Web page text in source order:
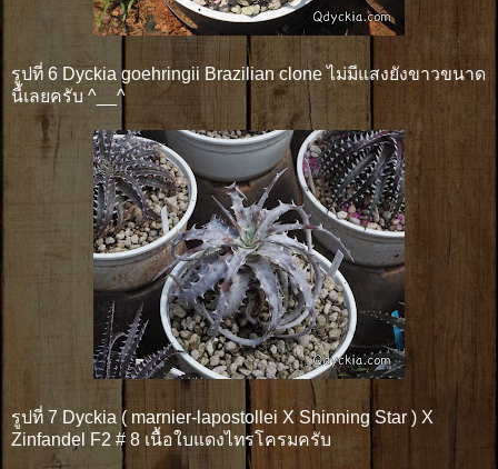
รูปที่ 6 Dyckia goehringii Brazilian clone ไม่มีแสงยังขาวขนาด
นี้เลยครับ ^__^
รูปที่ 7 Dyckia ( marnier-lapostollei X Shinning Star ) X
Zinfandel F2 # 8 เนื้อใบแดงไทรโครมครับ